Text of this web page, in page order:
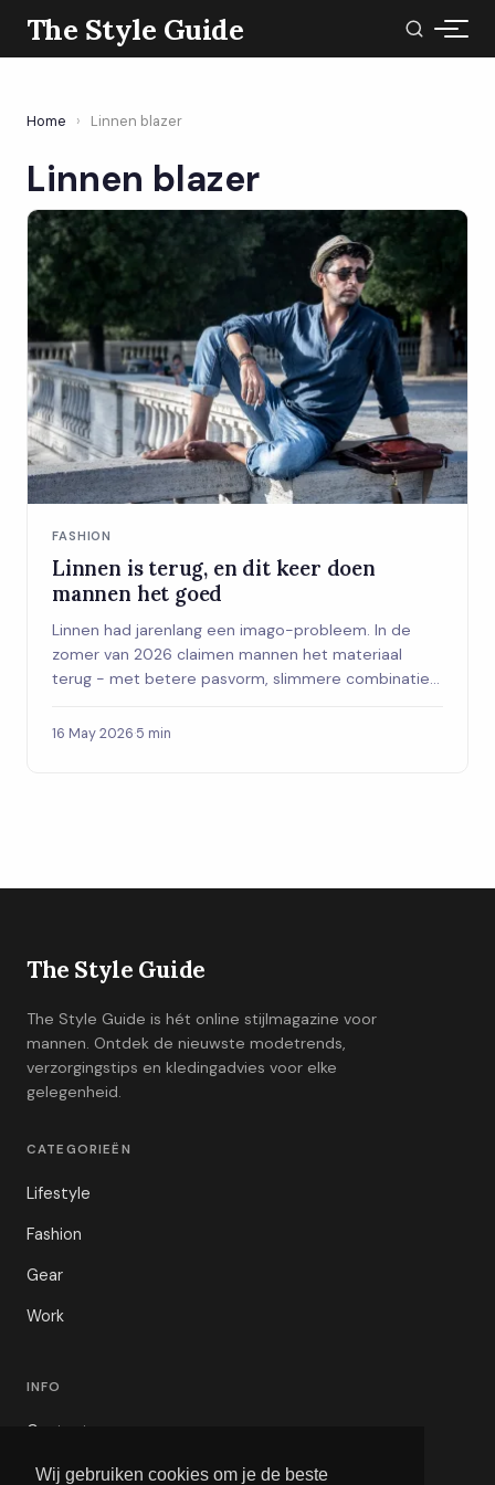
Wij gebruiken cookies om je de beste
The Style Guide
Home › Linnen blazer
Linnen blazer
FASHION
Linnen is terug, en dit keer doen
mannen het goed
Linnen had jarenlang een imago-probleem. In de
zomer van 2026 claimen mannen het materiaal
terug - met betere pasvorm, slimmere combinaties
16 May 2026·5 min
The Style Guide
The Style Guide is hét online stijlmagazine voor
mannen. Ontdek de nieuwste modetrends,
verzorgingstips en kledingadvies voor elke
gelegenheid.
CATEGORIEËN
Lifestyle
Fashion
Gear
Work
INFO
Contact
Privacybeleid